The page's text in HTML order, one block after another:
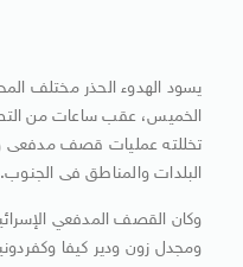
يسود الهدوء الحذر مختلف
الخميس، عقب ساعات من
تخللته عمليات قصف مدفعى
البلدات والمناطق فى الجنوب.
وكان القصف المدفعي
ومجدل زون ودير كيفا